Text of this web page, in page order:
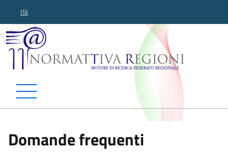
ITA
Normattiva Regioni -
Domande frequenti